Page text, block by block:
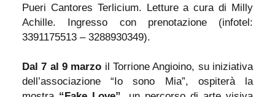
Pueri Cantores Terlicium. Letture a cura di Milly
Achille. Ingresso con prenotazione (infotel:
3391175513 – 3288930349).
Dal 7 al 9 marzo il Torrione Angioino, su iniziativa
dell’associazione “Io sono Mia”, ospiterà la